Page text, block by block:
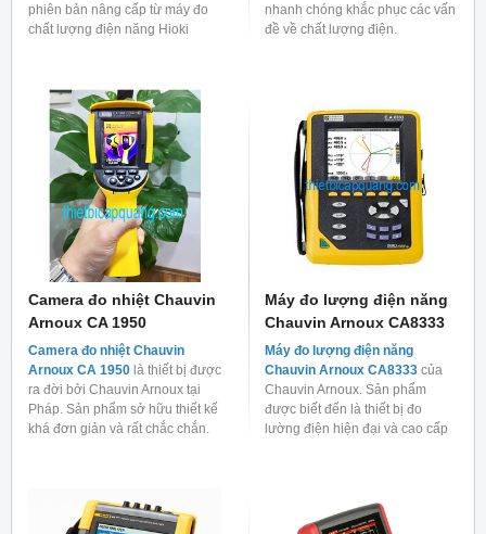
phiên bản nâng cấp từ máy đo
chất lượng điện năng Hioki
nhanh chóng khắc phục các vấn
đề về chất lượng điện.
Camera đo nhiệt Chauvin
Arnoux CA 1950
Camera đo nhiệt Chauvin
Arnoux CA 1950 là thiết bị được
ra đời bởi Chauvin Arnoux tại
Pháp. Sản phẩm sở hữu thiết kế
khá đơn giản và rất chắc chắn.
Máy đo lượng điện năng
Chauvin Arnoux CA8333
Máy đo lượng điện năng
Chauvin Arnoux CA8333 của
Chauvin Arnoux. Sản phẩm
được biết đến là thiết bị đo
lường điện hiện đại và cao cấp